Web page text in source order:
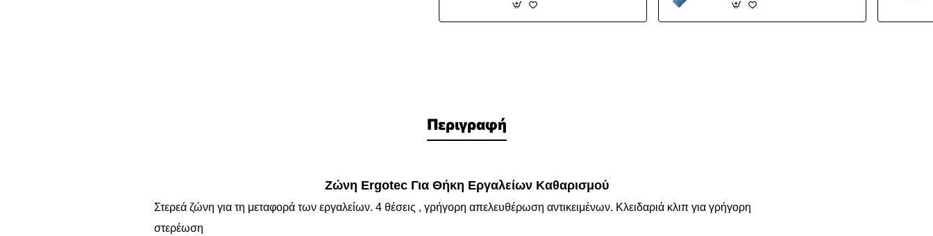
Περιγραφή
Ζώνη Ergotec Για Θήκη Εργαλείων Καθαρισμού
Στερεά ζώνη για τη μεταφορά των εργαλείων. 4 θέσεις , γρήγορη απελευθέρωση αντικειμένων. Κλειδαριά κλιπ για γρήγορη
στερέωση